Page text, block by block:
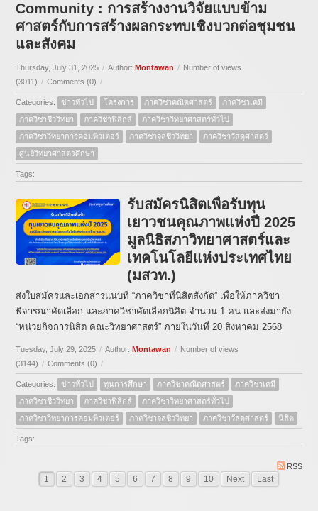
Community : การสร้างงานวิจัยแบบข้าม
ศาสตร์กับการสร้างผลกระทบเชิงบวกต่อชุมชน
และสังคม
Thursday, July 31, 2025 / Author:Montawan / Number of views
(3011) / Comments (0) /
Categories: ข่าวทั่วไป โครงการ ภาควิชาคณิตศาสตร์
ภาควิชาเคมี
ภาควิชาชีววิทยา
ภาควิชาฟิสิกส์
ภาควิชาวิทยาศาสตร์ทั่วไป
ภาควิชาวิทยาการคอมพิวเตอร์
ภาควิชาจุลชีววิทยา
ภาควิชาวัสดุศาสตร์
ศูนย์วิทยาศาสตรศึกษา
Tags:
รับสมัครนิสิตเพื่อรับทุน
เยาวชนคุณภาพแห่งปี 2025
มูลนิธิสภาวิทยาศาสตร์และ
เทคโนโลยีแห่งประเทศไทย
(มสวท.)
ส่งใบสมัครและเอกสารแนบที่ “ภาควิชาที่นิสิตสังกัด” เพื่อให้ภาควิชา
พิจารณาคัดเลือก และภาควิชาคัดเลือกนิสิต จำนวน 1 คน และส่งมายัง
“หน่วยกิจการนิสิต คณะวิทยาศาสตร์” ภายในวันที่ 20 สิงหาคม 2568
Tuesday, July 29, 2025 / Author:Montawan / Number of views
(3144) / Comments (0) /
Categories: ข่าวทั่วไป ทุนการศึกษา ภาควิชาคณิตศาสตร์
ภาควิชาเคมี
ภาควิชาชีววิทยา
ภาควิชาฟิสิกส์
ภาควิชาวิทยาศาสตร์ทั่วไป
ภาควิชาวิทยาการคอมพิวเตอร์
ภาควิชาจุลชีววิทยา ภาควิชาวัสดุศาสตร์ นิสิต
Tags:
RSS
1 2 3 4 5 6 7 8 9 10 Next Last